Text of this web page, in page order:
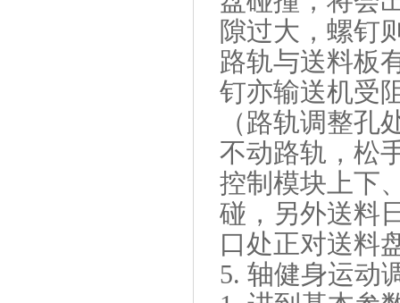
隙过大，螺钉
路轨与送料板
钉亦输送机受
（路轨调整
不动路轨，松
控制模块上下
碰，另外送料
口处正对送料
5. 轴健身运动